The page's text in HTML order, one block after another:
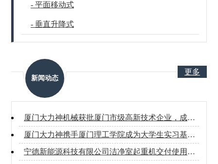
- 平面移动式
- 垂直升降式
新闻动态
更多
厦门大力神机械获批厦门市级高新技术企业，成为福建省内起重机械行业首家获批市级高新技术企业的公司！
厦门大力神携手厦门理工学院成为大学生实习基地，推动产学研一体化发展
宁德新能源科技有限公司洁净室起重机交付使用，成功进军新能源行业！